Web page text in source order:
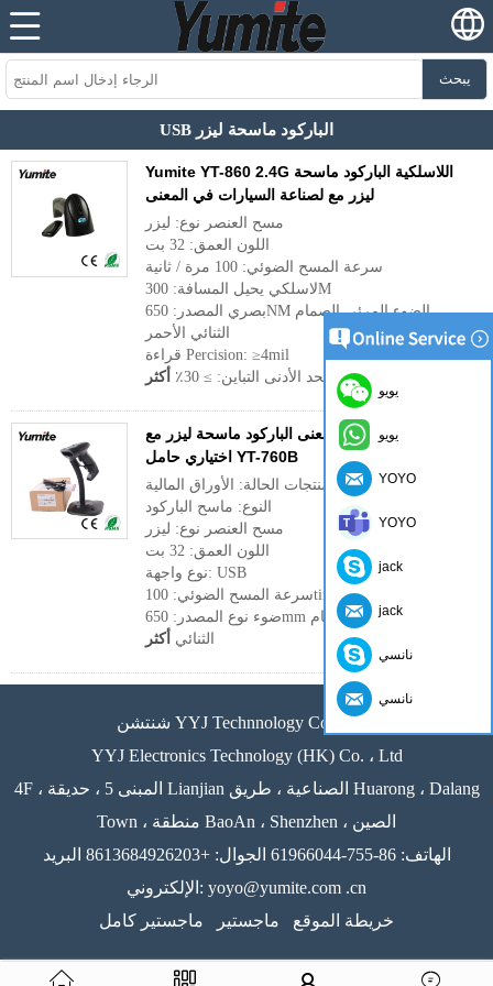
يبحث
USB الباركود ماسحة ليزر
Yumite YT-860 2.4G اللاسلكية الباركود ماسحة
ليزر مع لصناعة السيارات في المعنى
مسح العنصر نوع: ليزر
اللون العمق: 32 بت
سرعة المسح الضوئي: 100 مرة / ثانية
لاسلكي يحيل المسافة: 300M
بصري المصدر: 650NM الضوء المرئي الصمام
الثنائي الأحمر
قراءة Percision: ≥4mil
الحد الأدنى التباين: ≥ 30٪
أكثر
صناعة السيارات في معنى الباركود ماسحة ليزر مع
اختياري حامل YT-760B
منتجات الحالة: الأوراق المالية
النوع: ماسح الباركود
مسح العنصر نوع: ليزر
اللون العمق: 32 بت
نوع واجهة: USB
سرعة المسح الضوئي: 100times / ثانية
ضوء نوع المصدر: 650mm البصرية الليزرة الصمام
الثنائي أكثر
شنتشن YYJ Technnology Co. ، Ltd.
YYJ Electronics Technology (HK) Co. ، Ltd
4F ، المبنى 5 ، حديقة Lianjian الصناعية ، طريق Huarong ، Dalang
Town ، منطقة BaoAn ، Shenzhen ، الصين
الهاتف: 86-755-61966044 الجوال: +8613684926203 البريد
الإلكتروني: yoyo@yumite.com .cn
خريطة الموقع
ماجستير ماجستير كامل
يويو
يويو
YOYO
YOYO
jack
jack
نانسي
نانسي